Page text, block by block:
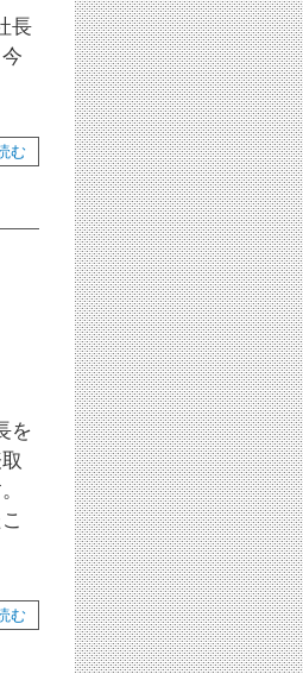
長
む
を
む